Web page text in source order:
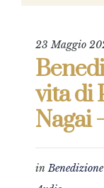
23 Maggio
vita di
Nagai
in